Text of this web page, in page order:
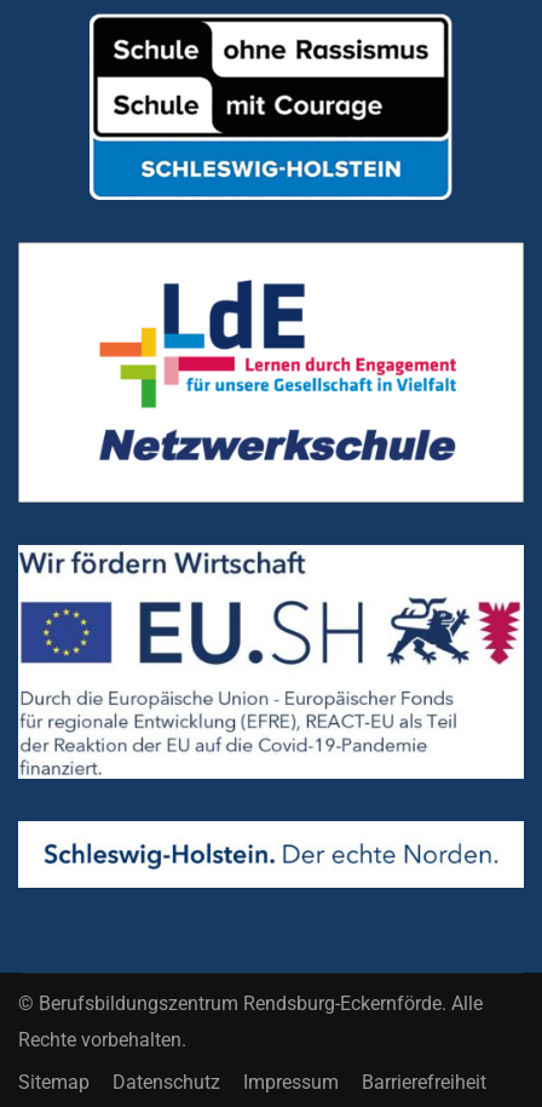
© Berufsbildungszentrum Rendsburg-Eckernförde. Alle
Rechte vorbehalten.
Sitemap
Datenschutz Impressum Barrierefreiheit